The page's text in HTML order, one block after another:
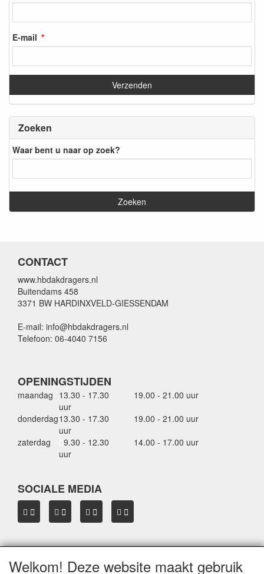
E-mail
Zoeken
Waar bent u naar op zoek?
CONTACT
www.hbdakdragers.nl
Buitendams 458
3371 BW HARDINXVELD-GIESSENDAM
E-mail: info@hbdakdragers.nl
Telefoon: 06-4040 7156
OPENINGSTIJDEN
maandag 13.30 - 17.30
uur
19.00 - 21.00 uur
donderdag13.30 - 17.30
uur
19.00 - 21.00 uur
zaterdag
9.30 - 12.30
uur
14.00 - 17.00 uur
SOCIALE MEDIA
OVER HBDAKDRAGERS.NL
Welkom! Deze website maakt gebruik